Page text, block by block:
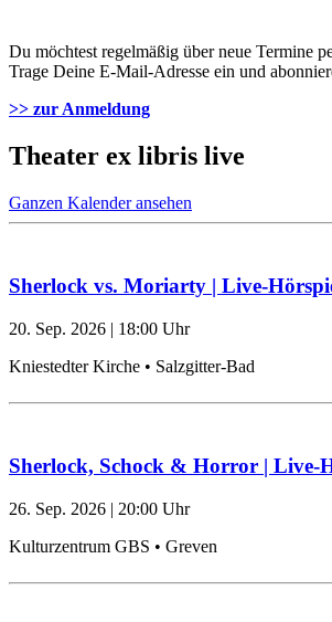
Du möchtest regelmäßig über neue Termine
Trage Deine E-Mail-Adresse ein und
>> zur Anmeldung
Theater ex libris live
Ganzen Kalender ansehen
Sherlock vs. Moriarty | Live-
20. Sep. 2026 | 18:00 Uhr
Kniestedter Kirche • Salzgitter-Bad
Sherlock, Schock & Horror | Live-
26. Sep. 2026 | 20:00 Uhr
Kulturzentrum GBS • Greven